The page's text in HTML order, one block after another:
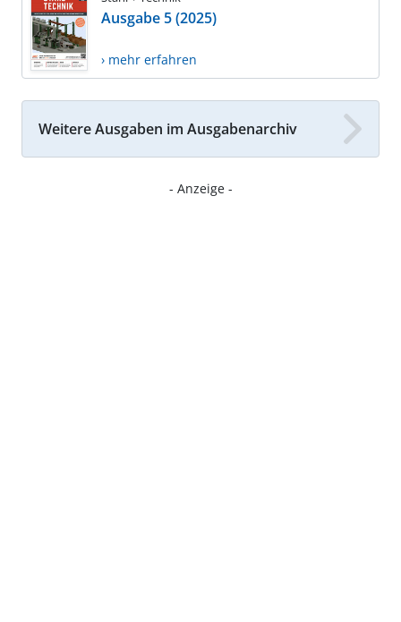
Ausgabe 5 (2025)
› mehr erfahren
Weitere Ausgaben im Ausgabenarchiv
- Anzeige -